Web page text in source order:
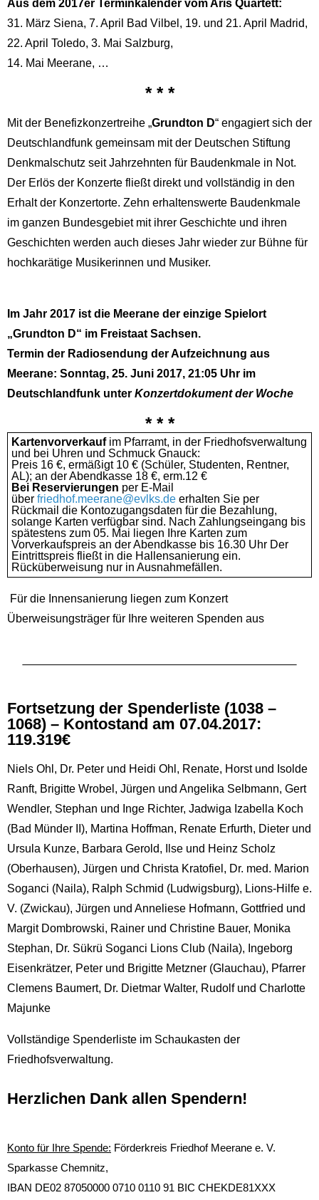
Aus dem 2017er Terminkalender vom Aris Quartett:
31. März Siena, 7. April Bad Vilbel, 19. und 21. April Madrid,
22. April Toledo, 3. Mai Salzburg,
14. Mai Meerane, …
* * *
Mit der Benefizkonzertreihe „Grundton D“ engagiert sich der
Deutschlandfunk gemeinsam mit der Deutschen Stiftung
Denkmalschutz seit Jahrzehnten für Baudenkmale in Not.
Der Erlös der Konzerte fließt direkt und vollständig in den
Erhalt der Konzertorte. Zehn erhaltenswerte Baudenkmale
im ganzen Bundesgebiet mit ihrer Geschichte und ihren
Geschichten werden auch dieses Jahr wieder zur Bühne für
hochkarätige Musikerinnen und Musiker.
Im Jahr 2017 ist die Meerane der einzige Spielort
„Grundton D“ im Freistaat Sachsen.
Termin der Radiosendung der Aufzeichnung aus
Meerane: Sonntag, 25. Juni 2017, 21:05 Uhr im
Deutschlandfunk unter Konzertdokument der Woche
* * *
Kartenvorverkauf im Pfarramt, in der Friedhofsverwaltung
und bei Uhren und Schmuck Gnauck:
Preis 16 €, ermäßigt 10 € (Schüler, Studenten, Rentner,
AL); an der Abendkasse 18 €, erm.12 €
Bei Reservierungen per E-Mail
über friedhof.meerane@evlks.de erhalten Sie per
Rückmail die Kontozugangsdaten für die Bezahlung,
solange Karten verfügbar sind. Nach Zahlungseingang bis
spätestens zum 05. Mai liegen Ihre Karten zum
Vorverkaufspreis an der Abendkasse bis 16.30 Uhr Der
Eintrittspreis fließt in die Hallensanierung ein.
Rücküberweisung nur in Ausnahmefällen.
Für die Innensanierung liegen zum Konzert
Überweisungsträger für Ihre weiteren Spenden aus
Fortsetzung der Spenderliste (1038 –
1068) – Kontostand am 07.04.2017:
119.319€
Niels Ohl, Dr. Peter und Heidi Ohl, Renate, Horst und Isolde
Ranft, Brigitte Wrobel, Jürgen und Angelika Selbmann, Gert
Wendler, Stephan und Inge Richter, Jadwiga Izabella Koch
(Bad Münder II), Martina Hoffman, Renate Erfurth, Dieter und
Ursula Kunze, Barbara Gerold, Ilse und Heinz Scholz
(Oberhausen), Jürgen und Christa Kratofiel, Dr. med. Marion
Soganci (Naila), Ralph Schmid (Ludwigsburg), Lions-Hilfe e.
V. (Zwickau), Jürgen und Anneliese Hofmann, Gottfried und
Margit Dombrowski, Rainer und Christine Bauer, Monika
Stephan, Dr. Sükrü Soganci Lions Club (Naila), Ingeborg
Eisenkrätzer, Peter und Brigitte Metzner (Glauchau), Pfarrer
Clemens Baumert, Dr. Dietmar Walter, Rudolf und Charlotte
Majunke
Vollständige Spenderliste im Schaukasten der
Friedhofsverwaltung.
Herzlichen Dank allen Spendern!
Konto für Ihre Spende: Förderkreis Friedhof Meerane e. V.
Sparkasse Chemnitz,
IBAN DE02 87050000 0710 0110 91 BIC CHEKDE81XXX